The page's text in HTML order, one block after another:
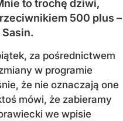
to trochę dziwi,
500 plus –
Sasin.
za pośrednictwem
w programie
że nie oznaczają one
mówi, że zabieramy
we wpisie